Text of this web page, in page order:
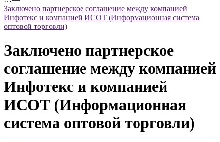
Заключено партнерское соглашение между компанией
Инфотекс и компанией ИСОТ (Информационная система
оптовой торговли)
Заключено партнерское
соглашение между компанией
Инфотекс и компанией
ИСОТ (Информационная
система оптовой торговли)